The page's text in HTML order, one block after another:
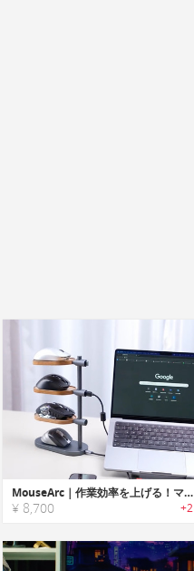
MouseArc｜作業効率を上げる！マルチマウス対応スマートハブ
¥ 8,700 +2